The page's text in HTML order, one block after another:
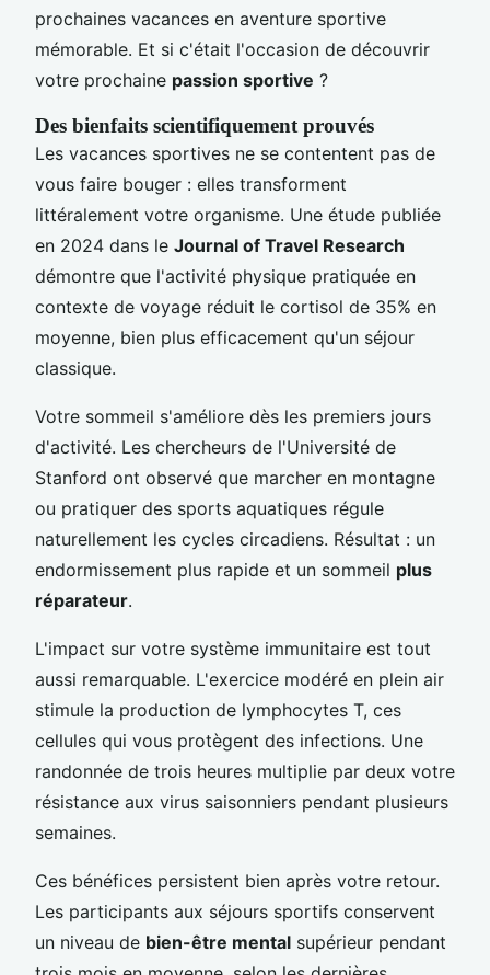
prochaines vacances en aventure sportive
mémorable. Et si c'était l'occasion de découvrir
votre prochaine passion sportive ?
Des bienfaits scientifiquement prouvés
Les vacances sportives ne se contentent pas de
vous faire bouger : elles transforment
littéralement votre organisme. Une étude publiée
en 2024 dans le Journal of Travel Research
démontre que l'activité physique pratiquée en
contexte de voyage réduit le cortisol de 35% en
moyenne, bien plus efficacement qu'un séjour
classique.
Votre sommeil s'améliore dès les premiers jours
d'activité. Les chercheurs de l'Université de
Stanford ont observé que marcher en montagne
ou pratiquer des sports aquatiques régule
naturellement les cycles circadiens. Résultat : un
endormissement plus rapide et un sommeil plus
réparateur.
L'impact sur votre système immunitaire est tout
aussi remarquable. L'exercice modéré en plein air
stimule la production de lymphocytes T, ces
cellules qui vous protègent des infections. Une
randonnée de trois heures multiplie par deux votre
résistance aux virus saisonniers pendant plusieurs
semaines.
Ces bénéfices persistent bien après votre retour.
Les participants aux séjours sportifs conservent
un niveau de bien-être mental supérieur pendant